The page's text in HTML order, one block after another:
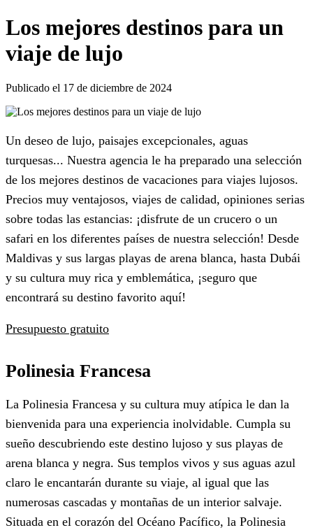
Los mejores destinos para un
viaje de lujo
Publicado el 17 de diciembre de 2024
Un deseo de lujo, paisajes excepcionales, aguas
turquesas... Nuestra agencia le ha preparado una selección
de los mejores destinos de vacaciones para viajes lujosos.
Precios muy ventajosos, viajes de calidad, opiniones serias
sobre todas las estancias: ¡disfrute de un crucero o un
safari en los diferentes países de nuestra selección! Desde
Maldivas y sus largas playas de arena blanca, hasta Dubái
y su cultura muy rica y emblemática, ¡seguro que
encontrará su destino favorito aquí!
Presupuesto gratuito
Polinesia Francesa
La Polinesia Francesa y su cultura muy atípica le dan la
bienvenida para una experiencia inolvidable. Cumpla su
sueño descubriendo este destino lujoso y sus playas de
arena blanca y negra. Sus templos vivos y sus aguas azul
claro le encantarán durante su viaje, al igual que las
numerosas cascadas y montañas de un interior salvaje.
Situada en el corazón del Océano Pacífico, la Polinesia